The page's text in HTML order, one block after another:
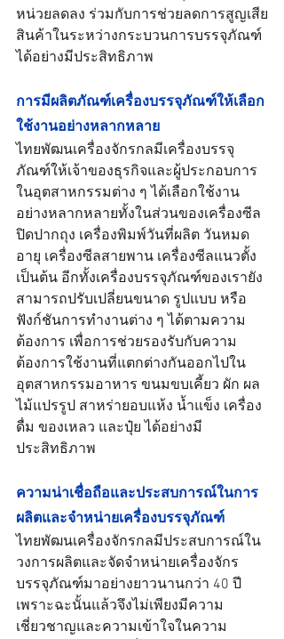
หน่วยลดลง ร่วมกับการช่วยลดการสูญเสีย
สินค้าในระหว่างกระบวนการบรรจุภัณฑ์
ได้อย่างมีประสิทธิภาพ
การมีผลิตภัณฑ์เครื่องบรรจุภัณฑ์ให้เลือก
ใช้งานอย่างหลากหลาย
ไทยพัฒนเครื่องจักรกลมีเครื่องบรรจุ
ภัณฑ์ให้เจ้าของธุรกิจและผู้ประกอบการ
ในอุตสาหกรรมต่าง ๆ ได้เลือกใช้งาน
อย่างหลากหลายทั้งในส่วนของเครื่องซีล
ปิดปากถุง เครื่องพิมพ์วันที่ผลิต วันหมด
อายุ เครื่องซีลสายพาน เครื่องซีลแนวตั้ง
เป็นต้น อีกทั้งเครื่องบรรจุภัณฑ์ของเรายัง
สามารถปรับเปลี่ยนขนาด รูปแบบ หรือ
ฟังก์ชันการทำงานต่าง ๆ ได้ตามความ
ต้องการ เพื่อการช่วยรองรับกับความ
ต้องการใช้งานที่แตกต่างกันออกไปใน
อุตสาหกรรมอาหาร ขนมขบเคี้ยว ผัก ผล
ไม้แปรรูป สาหร่ายอบแห้ง น้ำแข็ง เครื่อง
ดื่ม ของเหลว และปุ๋ย ​ได้อย่างมี
ประสิทธิภาพ
ความน่าเชื่อถือและประสบการณ์ในการ
ผลิตและจำหน่ายเครื่องบรรจุภัณฑ์
ไทยพัฒนเครื่องจักรกลมีประสบการณ์ใน
วงการผลิตและจัดจำหน่ายเครื่องจักร
บรรจุภัณฑ์มาอย่างยาวนานกว่า 40 ปี
เพราะฉะนั้นแล้วจึงไม่เพียงมีความ
เชี่ยวชาญและความเข้าใจในความ